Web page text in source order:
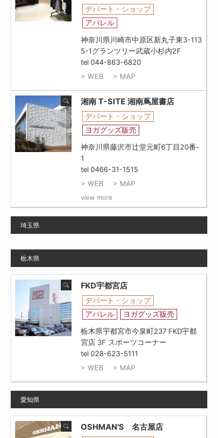
デパート・ショップ
アパレル
神奈川県川崎市中原区新丸子東3-113
5-1グランツリー武蔵小杉内2F
tel 044-863-6820
> WEB
> MAP
湘南 T-SITE 湘南蔦屋書店
デパート・ショップ
ヨガグッズ販売
神奈川県藤沢市辻堂元町6丁目20番-
1
tel 0466-31-1515
> WEB
> MAP
view more
埼玉県
栃木県
FKD宇都宮店
デパート・ショップ
アパレル
ヨガグッズ販売
栃木県宇都宮市今泉町237 FKD宇都
宮店 3F スポーツコーナー
tel 028-623-5111
> WEB
> MAP
愛知県
OSHMAN'S 名古屋店